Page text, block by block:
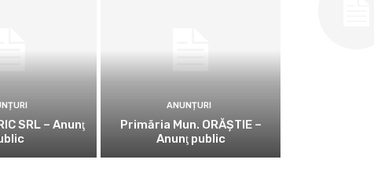
SRL – Anunţ
ANUNȚURI
Primăria Mun. ORĂȘTIE –
Anunţ public